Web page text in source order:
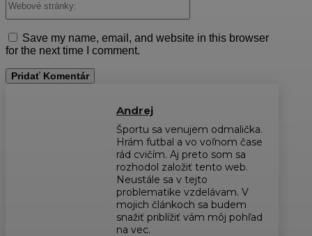
Save my name, email, and website in this browser
for the next time I comment.
Andrej
Športu sa venujem odmalička.
Hrám futbal a vo voľnom čase
rád cvičím. Aj preto som sa
rozhodol založiť tento web.
Neustále sa v tejto
problematike vzdelávam. V
mojich článkoch sa budem
snažiť priblížiť vám môj pohľad
na vec.